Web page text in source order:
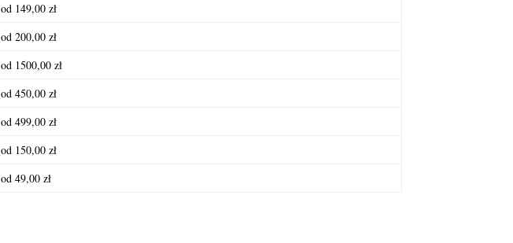
od 149,00 zł
od 200,00 zł
od 1500,00 zł
od 450,00 zł
od 499,00 zł
od 150,00 zł
od 49,00 zł